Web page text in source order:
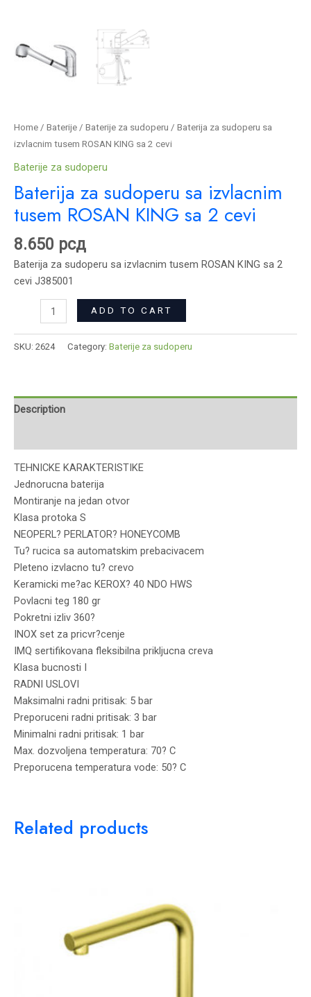
Home / Baterije / Baterije za sudoperu / Baterija za sudoperu sa
izvlacnim tusem ROSAN KING sa 2 cevi
Baterije za sudoperu
Baterija za sudoperu sa izvlacnim
tusem ROSAN KING sa 2 cevi
8.650 рсд
Baterija za sudoperu sa izvlacnim tusem ROSAN KING sa 2
cevi J385001
ADD TO CART
SKU: 2624 Category: Baterije za sudoperu
Description
TEHNICKE KARAKTERISTIKE
Jednorucna baterija
Montiranje na jedan otvor
Klasa protoka S
NEOPERL? PERLATOR? HONEYCOMB
Tu? rucica sa automatskim prebacivacem
Pleteno izvlacno tu? crevo
Keramicki me?ac KEROX? 40 NDO HWS
Povlacni teg 180 gr
Pokretni izliv 360?
INOX set za pricvr?cenje
IMQ sertifikovana fleksibilna prikljucna creva
Klasa bucnosti I
RADNI USLOVI
Maksimalni radni pritisak: 5 bar
Preporuceni radni pritisak: 3 bar
Minimalni radni pritisak: 1 bar
Max. dozvoljena temperatura: 70? C
Preporucena temperatura vode: 50? C
Related products